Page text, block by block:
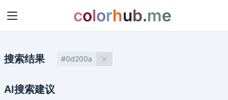
colorhub.me
搜索结果 #0d200a
AI搜索建议